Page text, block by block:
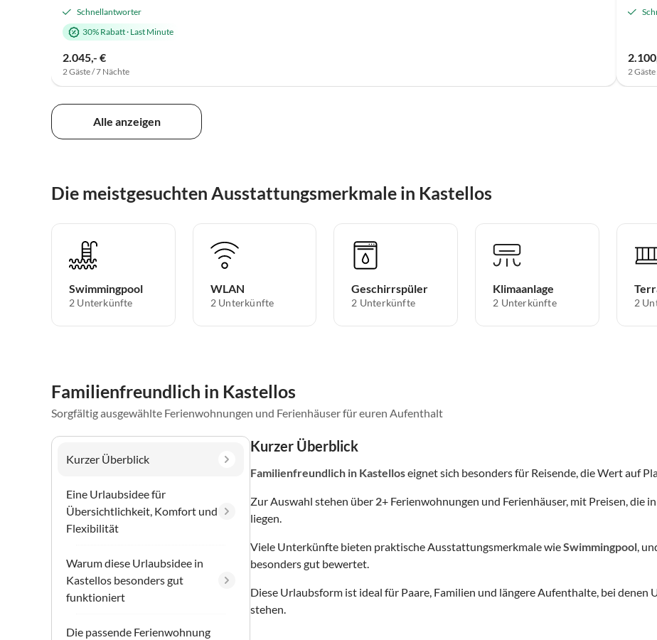
Schnellantworter
30% Rabatt· Last Minute
2.045,- €
2 Gäste / 7 Nächte 2
Alle anzeigen
Die meistgesuchten Ausstattungsmerkmale in Kastellos
Swimmingpool
2 Unterkünfte
WLAN
2 Unterkünfte
Geschirrspüler
2 Unterkünfte
Klimaanlage
2 Unterkünfte 2
Familienfreundlich in Kastellos
Sorgfältig ausgewählte Ferienwohnungen und Ferienhäuser für euren Aufenthalt
Kurzer Überblick
Eine Urlaubsidee für
Übersichtlichkeit, Komfort und
Flexibilität
Warum diese Urlaubsidee in
Kastellos besonders gut
funktioniert
Die passende Ferienwohnung
Kurzer Überblick
Familienfreundlich in Kastelloseignet sich besonders für Reisende, die Wert auf
Zur Auswahl stehen über 2+ Ferienwohnungen und Ferienhäuser, mit Preisen, die
liegen.
Viele Unterkünfte bieten praktische Ausstattungsmerkmale wieSwimmingpool,
besonders gut bewertet.
Diese Urlaubsform ist ideal für Paare, Familien und längere Aufenthalte, bei
stehen.